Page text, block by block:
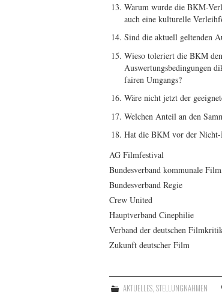
Warum wurde die BKM-
auch eine kulturelle
Sind die aktuell geltenden
Wieso toleriert die BKM
Auswertungsbedingungen
fairen Umgangs?
Wäre nicht jetzt der
Welchen Anteil an den
Hat die BKM vor der Nicht-
AG Filmfestival
Bundesverband kommunale
Bundesverband Regie
Crew United
Hauptverband Cinephilie
Verband der deutschen
Zukunft deutscher Film
AKTUELLES,STELLUNGNAHMEN